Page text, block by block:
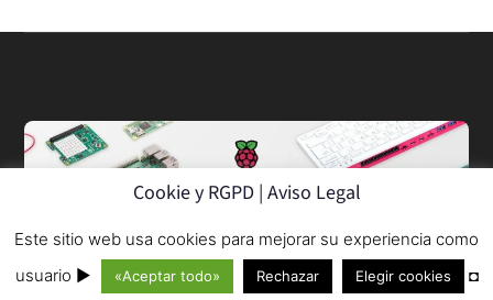
© 2013–2026
Cookie y RGPD | Aviso Legal
Este sitio web usa cookies para mejorar su experiencia como
usuario ►
«Aceptar todo» Rechazar Elegir cookies
◘